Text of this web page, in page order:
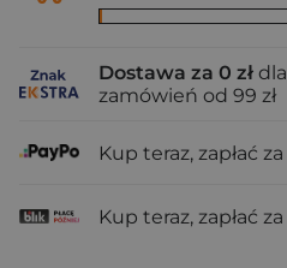
Dostawa za 0 zł dla
zamówień od 99 zł
Kup teraz, zapłać za
Kup teraz, zapłać za